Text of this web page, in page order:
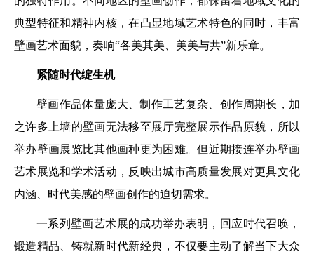
典型特征和精神内核，在凸显地域艺术特色的同时，丰富
壁画艺术面貌，奏响“各美其美、美美与共”新乐章。
紧随时代绽生机
壁画作品体量庞大、制作工艺复杂、创作周期长，加
之许多上墙的壁画无法移至展厅完整展示作品原貌，所以
举办壁画展览比其他画种更为困难。但近期接连举办壁画
艺术展览和学术活动，反映出城市高质量发展对更具文化
内涵、时代美感的壁画创作的迫切需求。
一系列壁画艺术展的成功举办表明，回应时代召唤，
锻造精品、铸就新时代新经典，不仅要主动了解当下大众